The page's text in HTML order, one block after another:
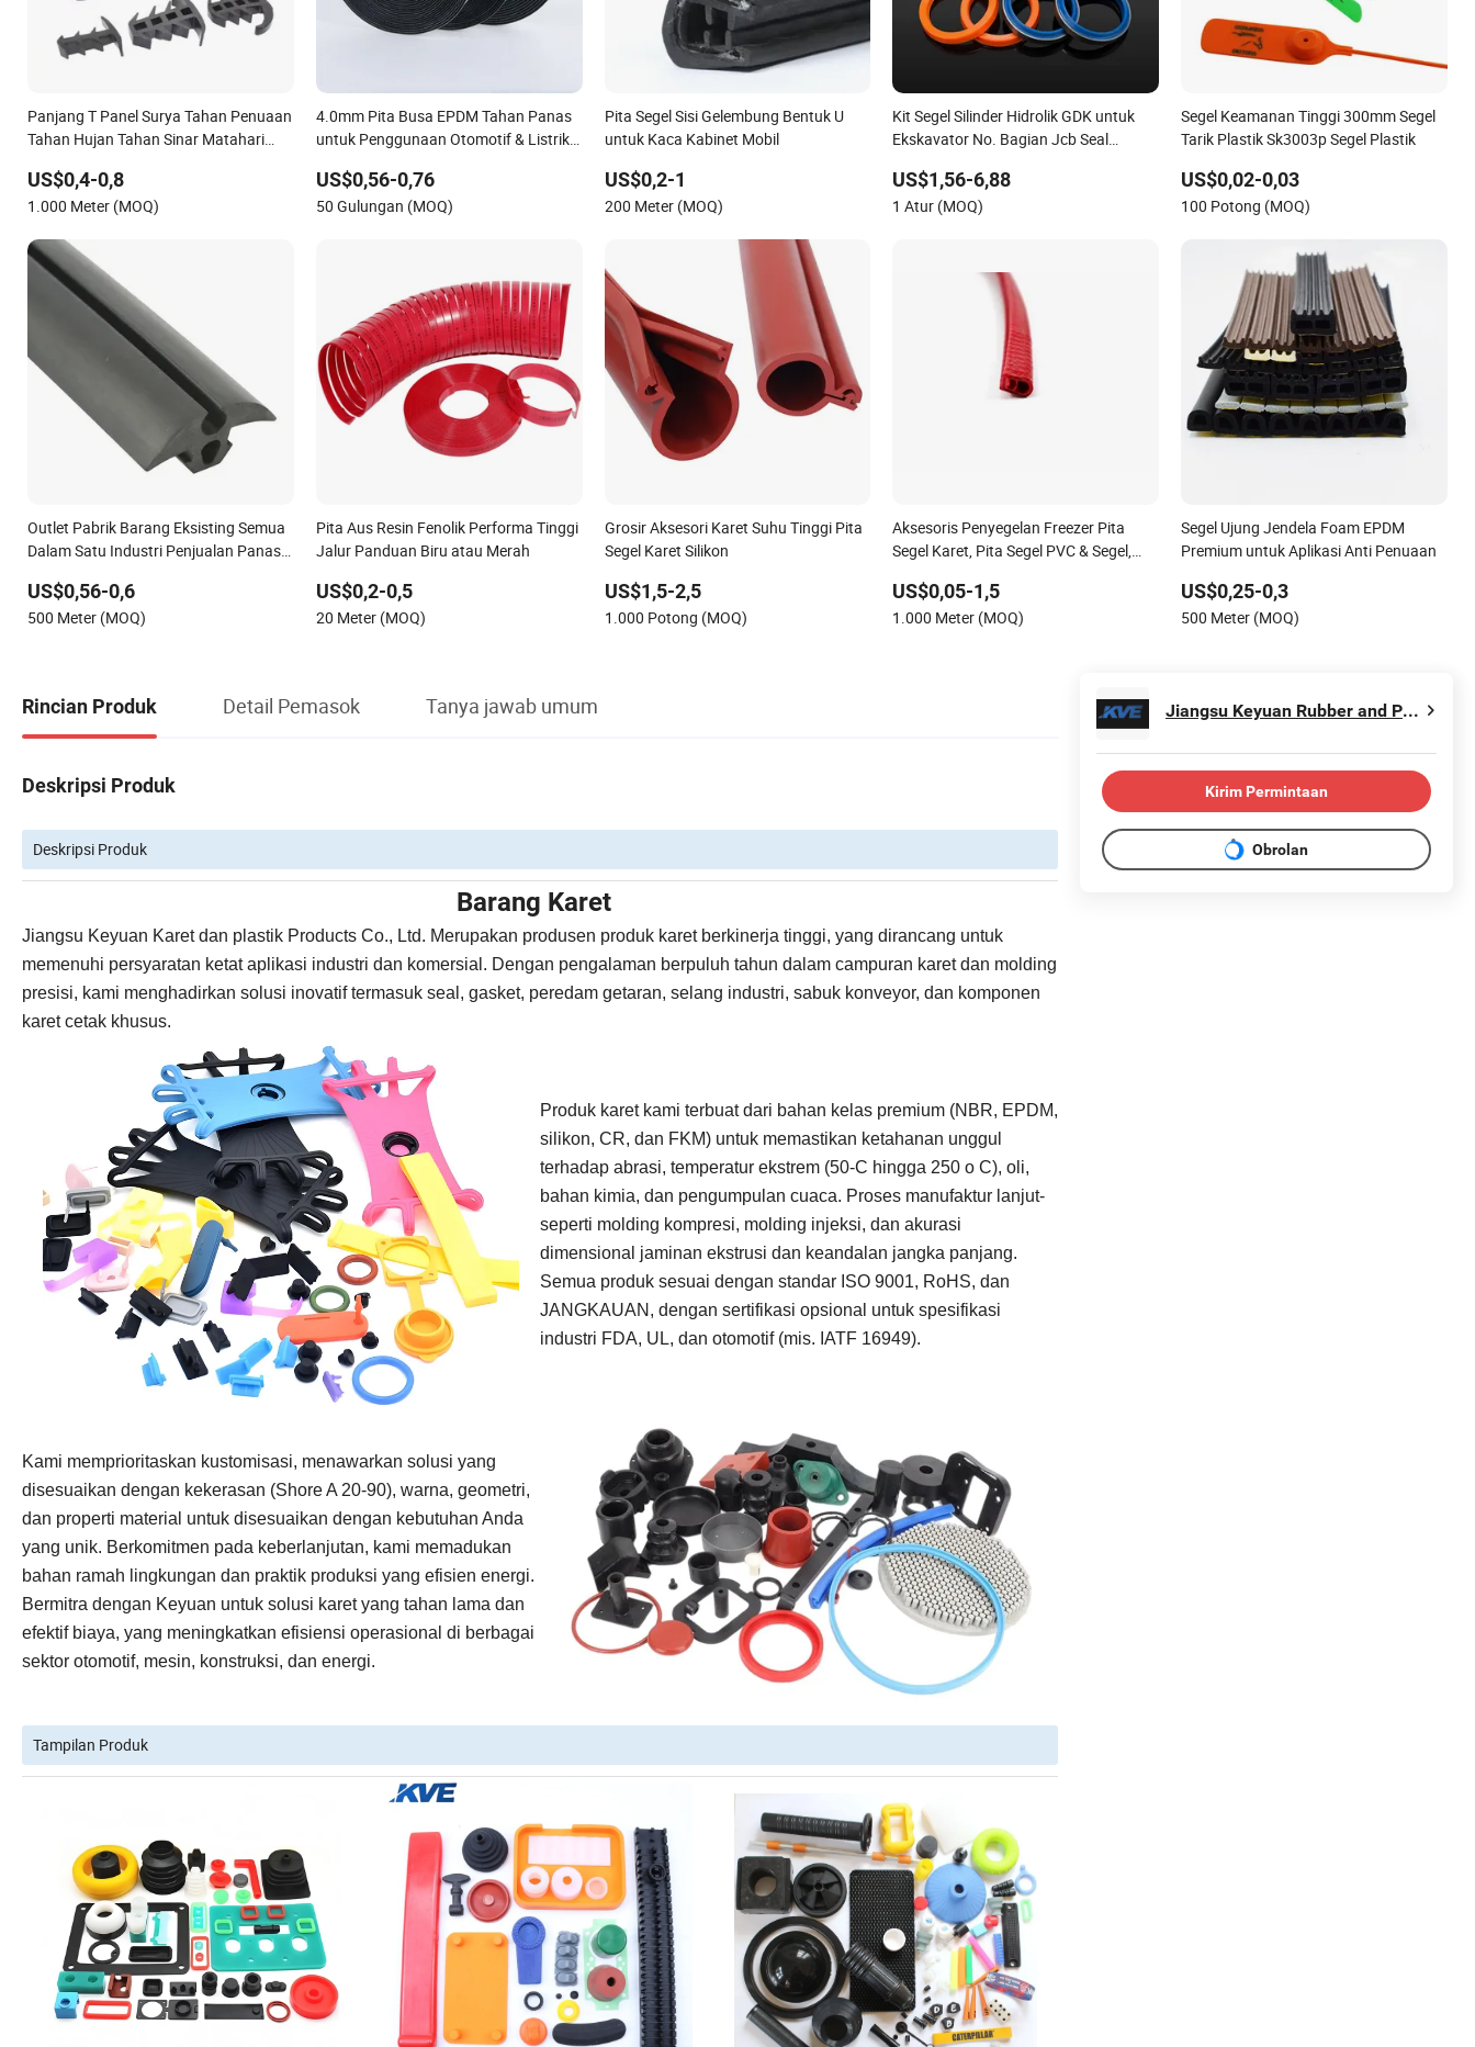
Panjang T Panel Surya Tahan Penuaan
Tahan Hujan Tahan Sinar Matahari
Penyegelan Celah Tahan Hujan Strip
Karet Seal
US$0,4-0,8
1.000 Meter (MOQ)
4.0mm Pita Busa EPDM Tahan Panas
untuk Penggunaan Otomotif & Listrik
US$0,56-0,76
50 Gulungan (MOQ)
Pita Segel Sisi Gelembung Bentuk U
untuk Kaca Kabinet Mobil
US$0,2-1
200 Meter (MOQ)
Kit Segel Silinder Hidrolik GDK untuk
Ekskavator No. Bagian Jcb Seal
US$1,56-6,88
1 Atur (MOQ)
Segel Keamanan Tinggi 300mm Segel
Tarik Plastik Sk3003p Segel Plastik
US$0,02-0,03
100 Potong (MOQ)
Outlet Pabrik Barang Eksisting Semua
Dalam Satu Industri Penjualan Panas
US$0,56-0,6
500 Meter (MOQ)
Pita Aus Resin Fenolik Performa Tinggi
Jalur Panduan Biru atau Merah
US$0,2-0,5
20 Meter (MOQ)
Grosir Aksesori Karet Suhu Tinggi Pita
Segel Karet Silikon
US$1,5-2,5
1.000 Potong (MOQ)
Aksesoris Penyegelan Freezer Pita
Segel Karet, Pita Segel PVC & Segel,
US$0,05-1,5
1.000 Meter (MOQ)
Segel Ujung Jendela Foam EPDM
Premium untuk Aplikasi Anti Penuaan
US$0,25-0,3
500 Meter (MOQ)
Rincian Produk Detail Pemasok Tanya jawab umum
Deskripsi Produk
Deskripsi Produk
Barang Karet
Jiangsu Keyuan Karet dan plastik Products Co., Ltd. Merupakan produsen produk karet berkinerja tinggi, yang dirancang untuk
memenuhi persyaratan ketat aplikasi industri dan komersial. Dengan pengalaman berpuluh tahun dalam campuran karet dan molding
presisi, kami menghadirkan solusi inovatif termasuk seal, gasket, peredam getaran, selang industri, sabuk konveyor, dan komponen
karet cetak khusus.
Produk karet kami terbuat dari bahan kelas premium (NBR, EPDM,
silikon, CR, dan FKM) untuk memastikan ketahanan unggul
terhadap abrasi, temperatur ekstrem (50-C hingga 250 o C), oli,
bahan kimia, dan pengumpulan cuaca. Proses manufaktur lanjut-
seperti molding kompresi, molding injeksi, dan akurasi
dimensional jaminan ekstrusi dan keandalan jangka panjang.
Semua produk sesuai dengan standar ISO 9001, RoHS, dan
JANGKAUAN, dengan sertifikasi opsional untuk spesifikasi
industri FDA, UL, dan otomotif (mis. IATF 16949).
Kami memprioritaskan kustomisasi, menawarkan solusi yang
disesuaikan dengan kekerasan (Shore A 20-90), warna, geometri,
dan properti material untuk disesuaikan dengan kebutuhan Anda
yang unik. Berkomitmen pada keberlanjutan, kami memadukan
bahan ramah lingkungan dan praktik produksi yang efisien energi.
Bermitra dengan Keyuan untuk solusi karet yang tahan lama dan
efektif biaya, yang meningkatkan efisiensi operasional di berbagai
sektor otomotif, mesin, konstruksi, dan energi.
Tampilan Produk
Jiangsu Keyuan Rubber and Plastic Products Co., Ltd.
Kirim Permintaan
Obrolan